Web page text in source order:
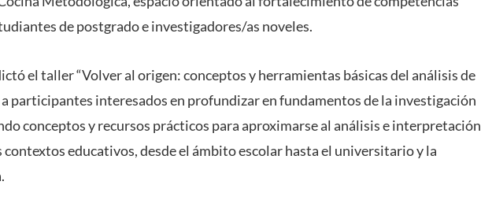
de postgrado e investigadores/as noveles.
el taller “Volver al origen: conceptos y herramientas básicas del análisis de
participantes interesados en profundizar en fundamentos de la investigación
conceptos y recursos prácticos para aproximarse al análisis e interpretación
contextos educativos, desde el ámbito escolar hasta el universitario y la